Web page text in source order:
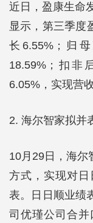
近日，盈康生命
显示，第三季度
长6.55%；归
18.59%；扣非
6.05%，实现营
2. 海尔智家拟并
10月29日，海尔
方式，实现对
表。日日顺业绩
司优瑾公司合并